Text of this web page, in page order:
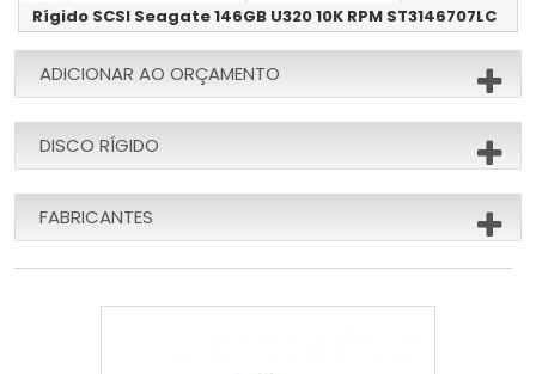
Rígido SCSI Seagate 146GB U320 10K RPM ST3146707LC
ADICIONAR AO ORÇAMENTO
DISCO RÍGIDO
FABRICANTES